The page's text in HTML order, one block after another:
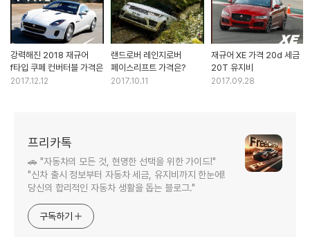
강력해진 2018 재규어
f타입 쿠페 컨버터블 가격은
2017.12.12
랜드로버 레인지로버
페이스리프트 가격은?
2017.10.11
재규어 XE 가격 20d 세금
20T 유지비
2017.09.28
프리카톡
🚗 "자동차의 모든 것, 현명한 선택을 위한 가이드!"
"신차 출시 정보부터 자동차 세금, 유지비까지 한눈에!
당신의 합리적인 자동차 생활을 돕는 블로그."
구독하기